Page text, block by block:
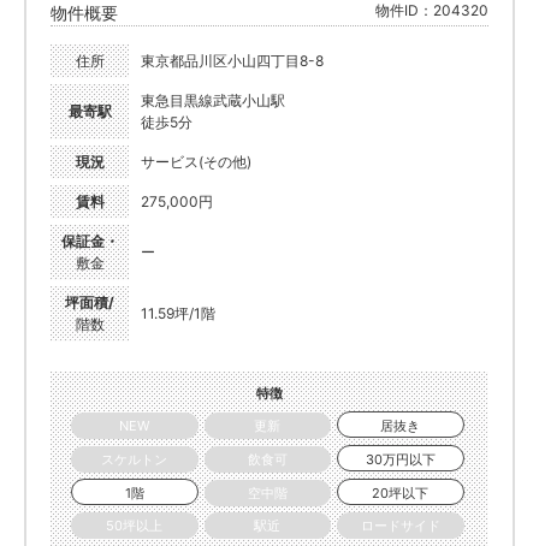
物件概要 物件ID：204320
住所 東京都品川区小山四丁目8-8
最寄駅
東急目黒線武蔵小山駅
徒歩5分
現況 サービス(その他)
賃料 275,000円
保証金・
敷金
ー
坪面積/
階数
11.59坪/1階
特徴
NEW
更新
居抜き
スケルトン
飲食可
30万円以下
1階
空中階
20坪以下
50坪以上
駅近 ロードサイド